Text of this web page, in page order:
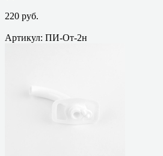
избранное
220 руб.
Артикул: ПИ-От-2н